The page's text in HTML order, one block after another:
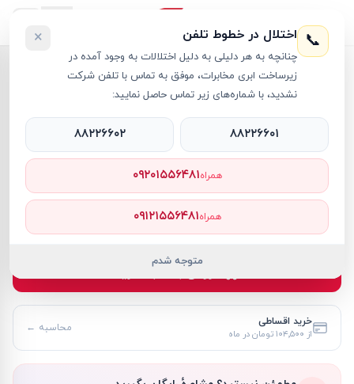
›موس جنیوس مدل DX-130
موس RT16099
خرید اقساطی
از ۱۰۴٬۵۰۰ تومان در ماه محاسبه ←
📞 اختلال در خطوط تلفن
چنانچه به هر دلیلی به دلیل اختلالات به وجود آمده در
زیرساخت ابری مخابرات، موفق به تماس با تلفن شرکت
نشدید، با شماره‌های زیر تماس حاصل نمایید:
×
۸۸۲۲۶۶۰۱ ۸۸۲۲۶۶۰۲
همراه۰۹۲۰۱۵۵۶۴۸۱
همراه۰۹۱۲۱۵۵۶۴۸۱
متوجه شدم